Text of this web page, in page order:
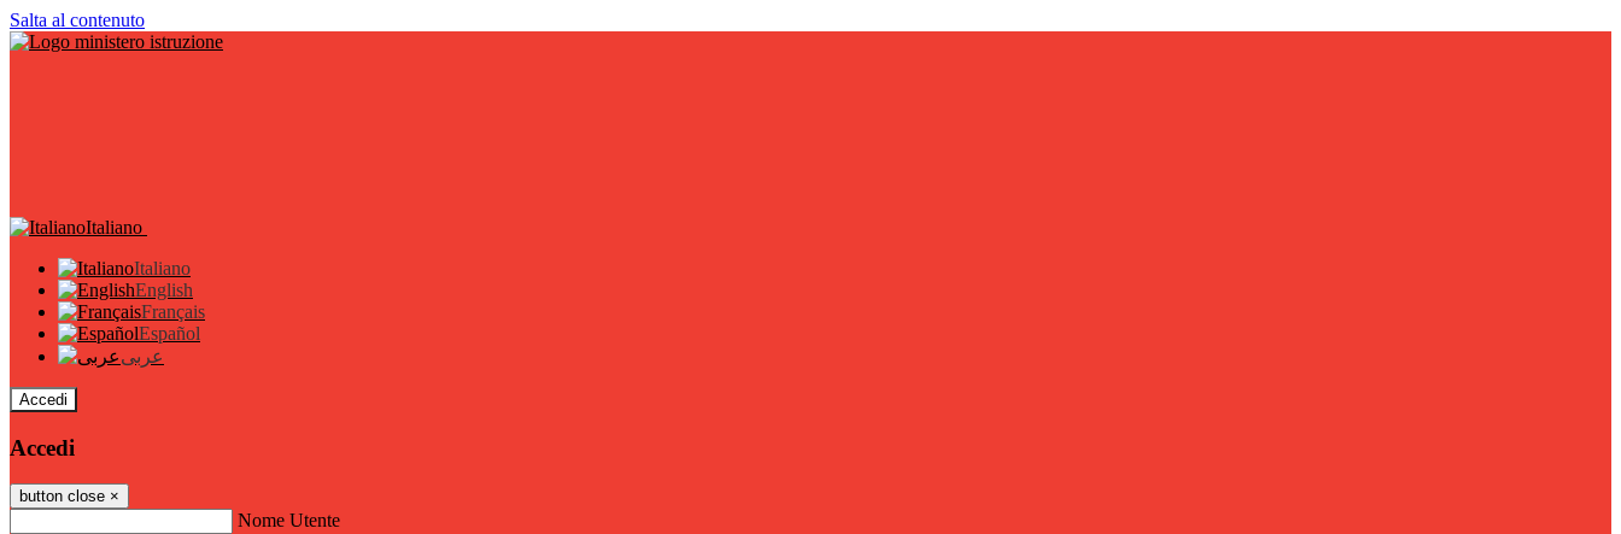
Salta al contenuto
Italiano
Italiano
English
Français
Español
عربى
Accedi
Accedi
button close ×
Nome Utente